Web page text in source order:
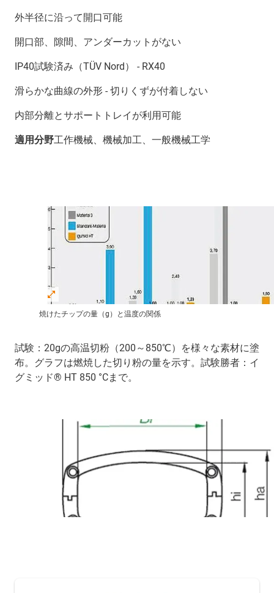
外半径に沿って開口可能
開口部、隙間、アンダーカットがない
IP40試験済み（TÜV Nord） - RX40
滑らかな曲線の外形 - 切りくずが付着しない
内部分離とサポートトレイが利用可能
適用分野工作機械、機械加工、一般機械工学
焼けたチップの量（g）と温度の関係
試験：20gの高温切粉（200～850℃）を様々な素材に塗
布。グラフは燃焼した切り粉の量を示す。試験勝者：イ
グミッド® HT 850 °Cまで。